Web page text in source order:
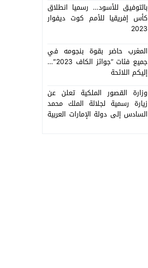
بالتوفيق للأسود… رسميا انطلاق
كأس إفريقيا للأمم كوت ديفوار
2023
المغرب حاضر بقوة بنجومه في
جميع فئات “جوائز الكاف 2023″…
إليكم اللائحة
وزارة القصور الملكية تعلن عن
زيارة رسمية لجلالة الملك محمد
السادس إلى دولة الإمارات العربية